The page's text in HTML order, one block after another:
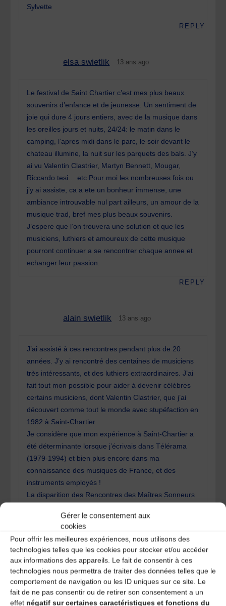
Gérer le consentement aux
cookies
Pour offrir les meilleures expériences, nous utilisons des
technologies telles que les cookies pour stocker et/ou accéder
aux informations des appareils. Le fait de consentir à ces
technologies nous permettra de traiter des données telles que le
comportement de navigation ou les ID uniques sur ce site. Le
fait de ne pas consentir ou de retirer son consentement a un
effet négatif sur certaines caractéristiques et fonctions du
Sylvette
REPLY
elsa swietlik 13 ans ago
Le festival de Saint Chartier c’est mes plus beaux
souvenirs d’enfance et de jeunesse. Un sentiment de
joie qui dure 4 jours entiers, avec de la musique dans
les oreilles jours et nuits, 24/24: le matin dans le
camping, l’apres midi dans le parc, le soir devant le
chateau illumine, la nuit sur les parquets des bals. J’y
ai vu Valentin Clastrier, Martyn Bennett, Mougar,
Riccardo tesi… etc Pour moi les nombreuses fois ou
j’y ai assiste, ca a ete un bonheur immense, une
ambiance introuvable nul part ailleurs, un amour de la
musique trad, bref mes plus beaux souvenirs.
J’espere que l’on trouvera une solution et que les
musiciens, luthiers et amoureux de cette musique
pourront continuer a se rencontrer chaque annee et
echanger leur passion.
REPLY
alain swietlik 13 ans ago
J’ai assisté à ces rencontres pendant plus de 20
années. J’y ai rencontré des centaines de musiciens
très intéressants, et des luthiers extraordinaires. J’ai
fait tout mon possible pour aider à devenir célèbres
certains musiciens, dont Valentin Clastrier, que j’ai
découvert comme tout le monde avec stupéfaction en
1982 à Saint-Chartier.
Je considère que mon expérience à Saint-Chartier a
été déterminante lorsque j’écrivais dans Télérama
(1979-1994) et bien plus encore dans ma
connaissance des musiques de France, et des
instruments employés !
La disparition des Rencontres des Maîtres Sonneurs
connaissances et de potentialités.
Alain Swietlik
REPLY
denis 13 ans ago